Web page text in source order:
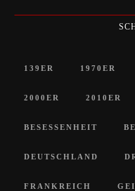
139ER 1970ER
2000ER 2010ER
BESESSENHEIT
DEUTSCHLAND
FRANKREICH